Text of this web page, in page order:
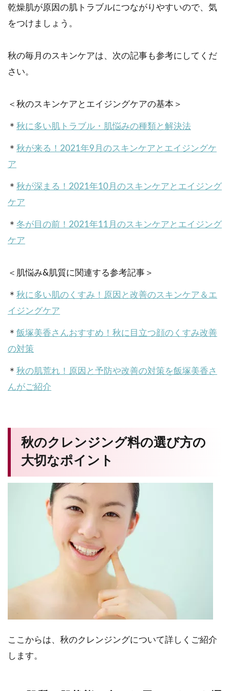
乾燥肌が原因の肌トラブルにつながりやすいので、気
をつけましょう。
秋の毎月のスキンケアは、次の記事も参考にしてくだ
さい。
＜秋のスキンケアとエイジングケアの基本＞
＊ 秋に多い肌トラブル・肌悩みの種類と解決法
＊ 秋が来る！2021年9月のスキンケアとエイジングケ
ア
＊ 秋が深まる！2021年10月のスキンケアとエイジング
ケア
＊ 冬が目の前！2021年11月のスキンケアとエイジング
ケア
＜肌悩み&肌質に関連する参考記事＞
＊ 秋に多い肌のくすみ！原因と改善のスキンケア＆エ
イジングケア
＊ 飯塚美香さんおすすめ！秋に目立つ顔のくすみ改善
の対策
＊ 秋の肌荒れ！原因と予防や改善の対策を飯塚美香さ
んがご紹介
秋のクレンジング料の選び方の
大切なポイント
ここからは、秋のクレンジングについて詳しくご紹介
します。